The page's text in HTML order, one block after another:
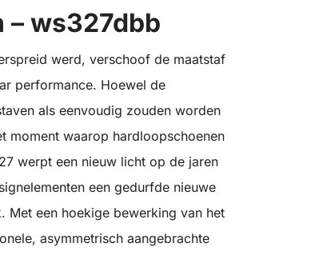
– ws327dbb
werd, verschoof de maatstaf
performance. Hoewel de
als eenvoudig zouden worden
moment waarop hardloopschoenen
werpt een nieuw licht op de jaren
een gedurfde nieuwe
Met een hoekige bewerking van het
asymmetrisch aangebrachte